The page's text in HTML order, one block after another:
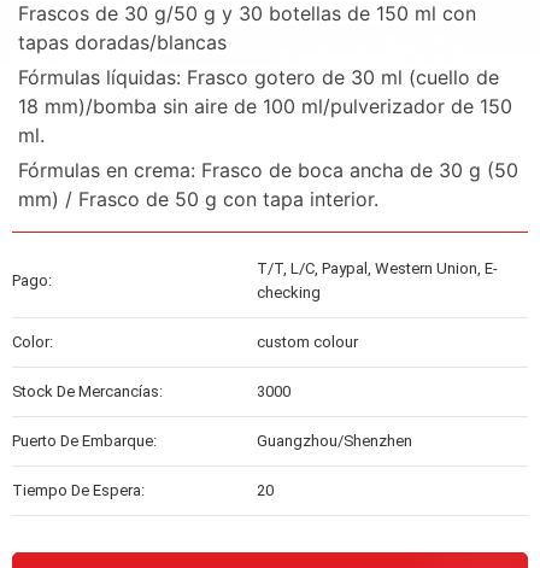
Frascos de 30 g/50 g y 30 botellas de 150 ml con
tapas doradas/blancas
Fórmulas líquidas: Frasco gotero de 30 ml (cuello de
18 mm)/bomba sin aire de 100 ml/pulverizador de 150
ml.
Fórmulas en crema: Frasco de boca ancha de 30 g (50
mm) / Frasco de 50 g con tapa interior.
Pago:
T/T, L/C, Paypal, Western Union, E-
checking
Color: custom colour
Stock De Mercancías: 3000
Puerto De Embarque: Guangzhou/Shenzhen
Tiempo De Espera: 20